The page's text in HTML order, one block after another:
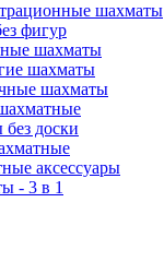
шахматы
фигур
шахматы
шахматы
шахматы
доски
аксессуары
- 3 в 1